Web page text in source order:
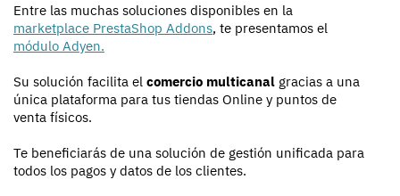
Entre las muchas soluciones disponibles en la
marketplace PrestaShop Addons, te presentamos el
módulo Adyen.
Su solución facilita el comercio multicanal gracias a una
única plataforma para tus tiendas Online y puntos de
venta físicos.
Te beneficiarás de una solución de gestión unificada para
todos los pagos y datos de los clientes.